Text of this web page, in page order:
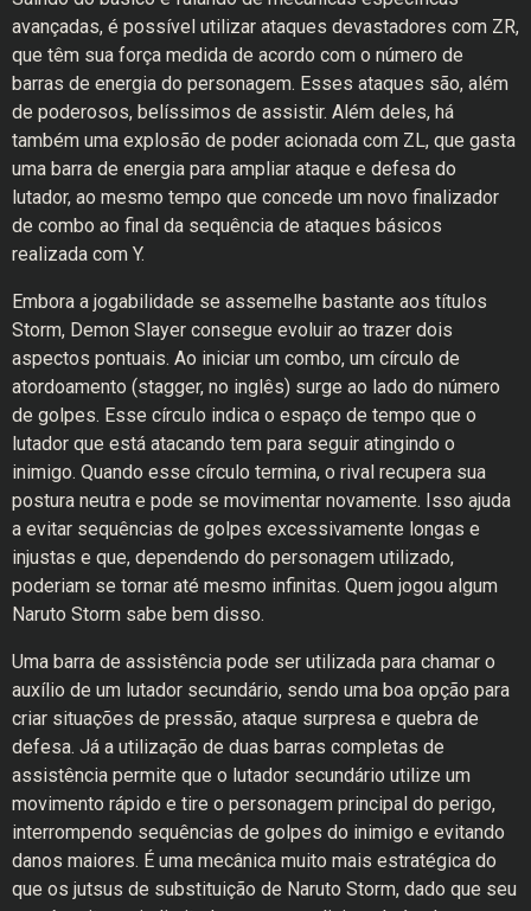
avançadas, é possível utilizar ataques devastadores com ZR,
que têm sua força medida de acordo com o número de
barras de energia do personagem. Esses ataques são, além
de poderosos, belíssimos de assistir. Além deles, há
também uma explosão de poder acionada com ZL, que gasta
uma barra de energia para ampliar ataque e defesa do
lutador, ao mesmo tempo que concede um novo finalizador
de combo ao final da sequência de ataques básicos
realizada com Y.
Embora a jogabilidade se assemelhe bastante aos títulos
Storm, Demon Slayer consegue evoluir ao trazer dois
aspectos pontuais. Ao iniciar um combo, um círculo de
atordoamento (stagger, no inglês) surge ao lado do número
de golpes. Esse círculo indica o espaço de tempo que o
lutador que está atacando tem para seguir atingindo o
inimigo. Quando esse círculo termina, o rival recupera sua
postura neutra e pode se movimentar novamente. Isso ajuda
a evitar sequências de golpes excessivamente longas e
injustas e que, dependendo do personagem utilizado,
poderiam se tornar até mesmo infinitas. Quem jogou algum
Naruto Storm sabe bem disso.
Uma barra de assistência pode ser utilizada para chamar o
auxílio de um lutador secundário, sendo uma boa opção para
criar situações de pressão, ataque surpresa e quebra de
defesa. Já a utilização de duas barras completas de
assistência permite que o lutador secundário utilize um
movimento rápido e tire o personagem principal do perigo,
interrompendo sequências de golpes do inimigo e evitando
danos maiores. É uma mecânica muito mais estratégica do
que os jutsus de substituição de Naruto Storm, dado que seu